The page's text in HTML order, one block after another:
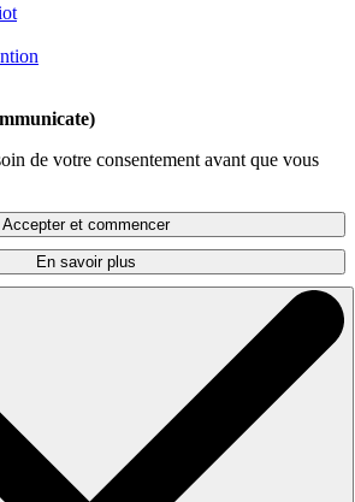
de votre consentement avant que vous
Accepter et commencer
En savoir plus